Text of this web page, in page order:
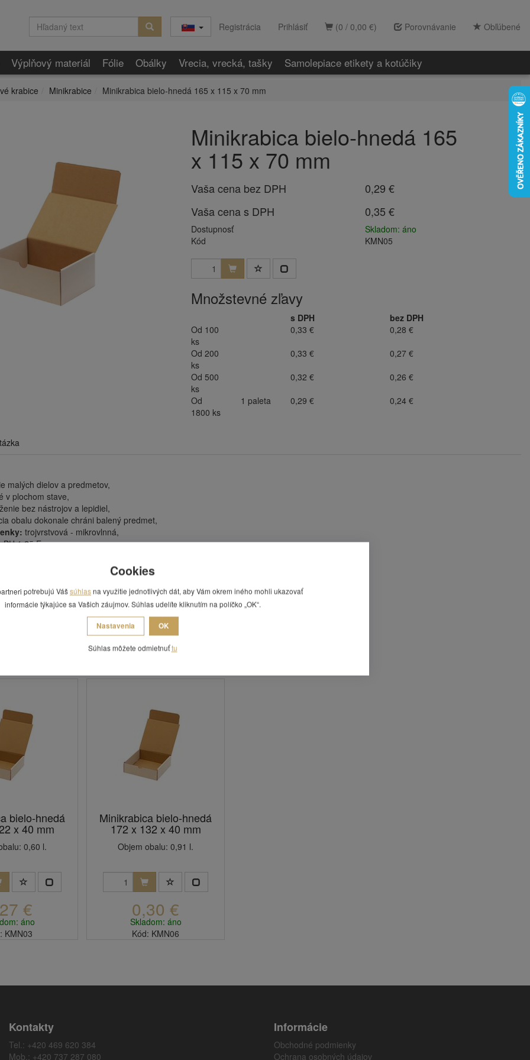
(0 / 0,00 €) Porovnávanie Obľúbené
Registrácia Prihlásiť
Výplňový materiál Fólie Obálky Vrecia, vrecká, tašky Samolepiace etikety a kotúčiky
krabice Minikrabice Minikrabica bielo-hnedá 165 x 115 x 70 mm
Minikrabica bielo-hnedá 165
x 115 x 70 mm
Vaša cena bez DPH
0,29 €
Vaša cena s DPH
0,35 €
Dostupnosť
Skladom: áno
Kód
KMN05
Množstevné zľavy
s DPH
bez DPH
Od 100
ks
0,33 €
0,28 €
Od 200
ks
0,33 €
0,27 €
Od 500
ks
0,32 €
0,26 €
Od
1800 ks
1 paleta 0,29 € 0,24 €
malých dielov a predmetov,
v plochom stave,
bez nástrojov a lepidiel,
obalu dokonale chráni balený predmet,
trojvrstvová - mikrovlnná,
BH 1,25 E,
165 x 115 x 70 mm (dlžka, šírka, výška),
171 x 118 x 73 mm (dlžka, šírka, výška),
1,33 l,
bielo-hnedá
x 40 mm
0,60 l.
€
áno
KMN03
Minikrabica bielo-hnedá
172 x 132 x 40 mm
Objem obalu: 0,91 l.
0,30 €
Skladom: áno
Kód: KMN06
Kontakty
Tel.: +420 469 620 384
Mob.: +420 737 287 080
Informácie
Obchodné podmienky
Ochrana osobných údajov
Cookies
potrebujú Vášsúhlasna využitie jednotlivých dát, aby Vám okrem iného mohli ukazovať
informácie týkajúce sa Vašich záujmov. Súhlas udelíte kliknutím na políčko „OK“.
Nastavenia OK
Súhlas môžete odmietnuťtu